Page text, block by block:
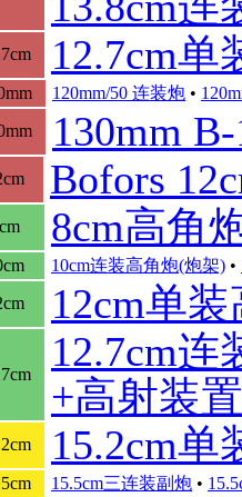
12.7cm单
120mm/50 连装炮 •
130mm
Bofors
8cm高角
10cm连装高角炮(炮架) •
12cm单
12.7cm连
+高射装置
15.2cm单
15.5cm三连装副炮 •